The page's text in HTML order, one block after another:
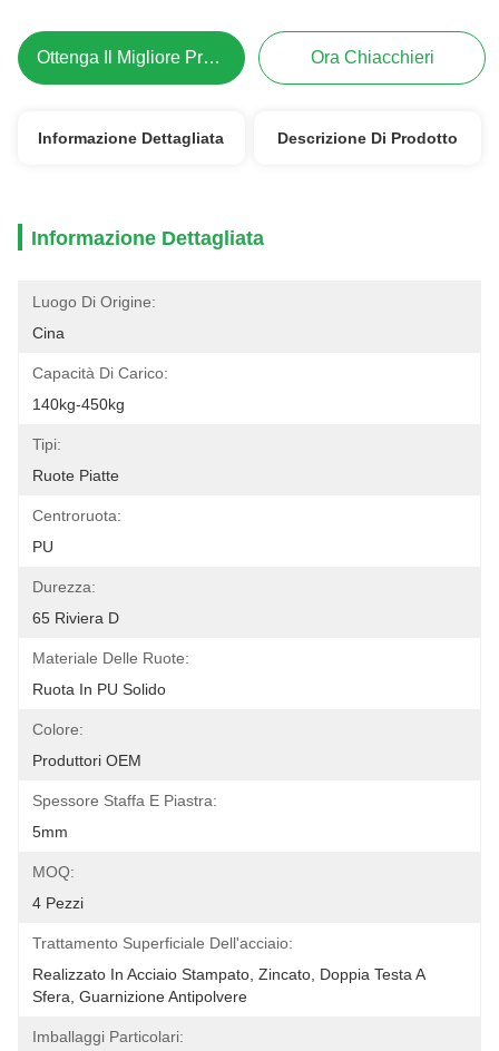
Ottenga Il Migliore Prezzo Ora Chiacchieri
Informazione Dettagliata Descrizione Di Prodotto
Informazione Dettagliata
Luogo Di Origine:
Cina
Capacità Di Carico:
140kg-450kg
Tipi:
Ruote Piatte
Centroruota:
PU
Durezza:
65 Riviera D
Materiale Delle Ruote:
Ruota In PU Solido
Colore:
Produttori OEM
Spessore Staffa E Piastra:
5mm
MOQ:
4 Pezzi
Trattamento Superficiale Dell'acciaio:
Realizzato In Acciaio Stampato, Zincato, Doppia Testa A
Sfera, Guarnizione Antipolvere
Imballaggi Particolari: